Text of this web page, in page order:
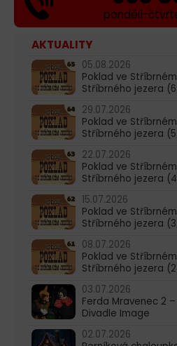
pondělí-
AKTUALITY
05.08.2026
Poklad ve
Stříbrného jezera
29.07.2026
Poklad ve
Stříbrného jezera
22.07.2026
Poklad ve
Stříbrného jezera
15.07.2026
Poklad ve
Stříbrného jezera
08.07.2026
Poklad ve
Stříbrného jezera
03.07.2026
Ferda Mravenec 2 –
Divadle Image
02.07.2026